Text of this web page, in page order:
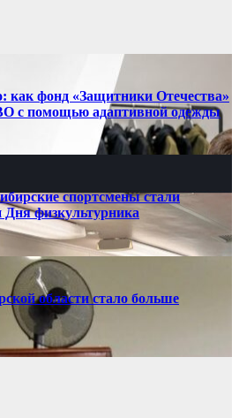
как фонд «Защитники Отечества»
с помощью адаптивной одежды
спортсмены стали
Дня физкультурника
области стало больше